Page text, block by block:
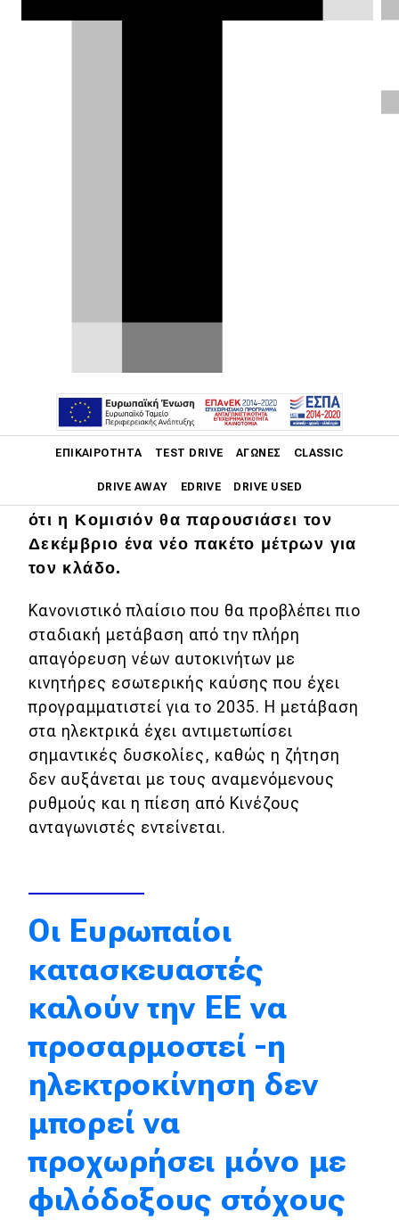
ΕΠΙΚΑΙΡΌΤΗΤΑ TEST DRIVE ΑΓΏΝΕΣ CLASSIC
DRIVE AWAY EDRIVE DRIVE USED
Main navigation
Επικαιρότητα
Πρωτότυπα
Ελλάδα
Κόσμος
Τεχνολογία
Ασφάλεια
Αγορά
Απόψεις
Test Drive
Δοκιμή
Αποστολή
Συγκρίνουμε
Αγώνες
WRC
Motorsport
να επιτρέψει βιοκαύσιμα και plug-in
Οι Ευρωπαίοι κατασκευαστές ελπίζουν
ότι η Κομισιόν θα παρουσιάσει τον
Δεκέμβριο ένα νέο πακέτο μέτρων για
τον κλάδο.
Κανονιστικό πλαίσιο που θα προβλέπει πιο
σταδιακή μετάβαση από την πλήρη
απαγόρευση νέων αυτοκινήτων με
κινητήρες εσωτερικής καύσης που έχει
προγραμματιστεί για το 2035. Η μετάβαση
στα ηλεκτρικά έχει αντιμετωπίσει
σημαντικές δυσκολίες, καθώς η ζήτηση
δεν αυξάνεται με τους αναμενόμενους
ρυθμούς και η πίεση από Κινέζους
ανταγωνιστές εντείνεται.
Οι Ευρωπαίοι
κατασκευαστές
καλούν την ΕΕ να
προσαρμοστεί -η
ηλεκτροκίνηση δεν
μπορεί να
προχωρήσει μόνο με
φιλόδοξους στόχους